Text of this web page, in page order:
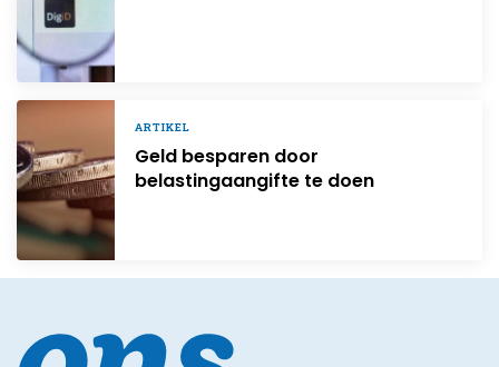
ARTIKEL
Geld besparen door
belastingaangifte te doen